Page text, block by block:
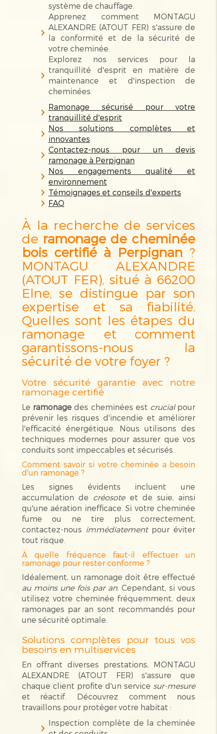
système de chauffage.
Apprenez comment MONTAGU
ALEXANDRE (ATOUT FER) s'assure de
la conformité et de la sécurité de
votre cheminée.
Explorez nos services pour la
tranquillité d'esprit en matière de
maintenance et d'inspection de
cheminées.
Ramonage sécurisé pour votre
tranquillité d'esprit
Nos solutions complètes et
innovantes
Contactez-nous pour un devis
ramonage à Perpignan
Nos engagements qualité et
environnement
Témoignages et conseils d'experts
FAQ
À la recherche de services
de ramonage de cheminée
bois certifié à Perpignan ?
MONTAGU ALEXANDRE
(ATOUT FER), situé à 66200
Elne, se distingue par son
expertise et sa fiabilité.
Quelles sont les étapes du
ramonage et comment
garantissons-nous la
sécurité de votre foyer ?
Votre sécurité garantie avec notre
ramonage certifié
Le ramonage des cheminées est crucialpour
prévenir les risques d'incendie et améliorer
l'efficacité énergétique. Nous utilisons des
techniques modernes pour assurer que vos
conduits sont impeccables et sécurisés.
Comment savoir si votre cheminée a besoin
d'un ramonage ?
Les signes évidents incluent une
accumulation de créosoteet de suie, ainsi
qu'une aération inefficace. Si votre cheminée
fume ou ne tire plus correctement,
contactez-nous immédiatementpour éviter
tout risque.
À quelle fréquence faut-il effectuer un
ramonage pour rester conforme ?
Idéalement, un ramonage doit être effectué
au moins une fois par an. Cependant, si vous
utilisez votre cheminée fréquemment, deux
ramonages par an sont recommandés pour
une sécurité optimale.
Solutions complètes pour tous vos
besoins en multiservices
En offrant diverses prestations, MONTAGU
ALEXANDRE (ATOUT FER) s'assure que
chaque client profite d'un service sur-mesure
et réactif. Découvrez comment nous
travaillons pour protéger votre habitat :
Inspection complète de la cheminée